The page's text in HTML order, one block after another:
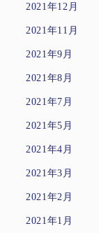
2021年12月
2021年11月
2021年9月
2021年8月
2021年7月
2021年5月
2021年4月
2021年3月
2021年2月
2021年1月